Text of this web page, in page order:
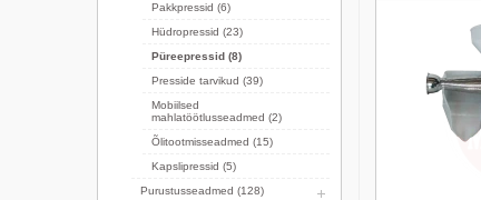
Pakkpressid (6)
Hüdropressid (23)
Püreepressid (8)
Presside tarvikud (39)
Mobiilsed
mahlatöötlusseadmed (2)
Õlitootmisseadmed (15)
Kapslipressid (5)
Purustusseadmed (128)